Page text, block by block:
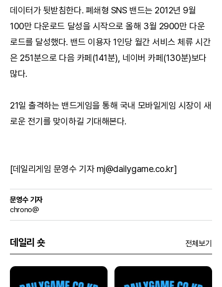
데이터가 뒷받침한다. 폐쇄형 SNS 밴드는 2012년 9월
100만 다운로드 달성을 시작으로 올해 3월 2900만 다운
로드를 달성했다. 밴드 이용자 1인당 월간 서비스 체류 시간
은 251분으로 다음 카페(141분), 네이버 카페(130분)보다
많다.
21일 출격하는 밴드게임을 통해 국내 모바일게임 시장이 새
로운 전기를 맞이하길 기대해본다.
[데일리게임 문영수 기자 mj@dailygame.co.kr]
문영수 기자
chrono@
데일리 숏 전체보기